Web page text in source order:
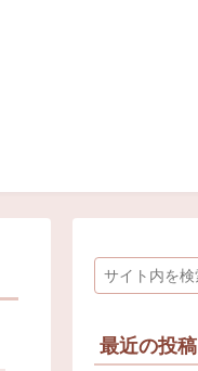
最近の投稿